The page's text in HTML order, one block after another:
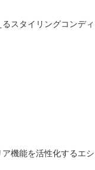
スタイリングコンデ
機能を活性化するエ